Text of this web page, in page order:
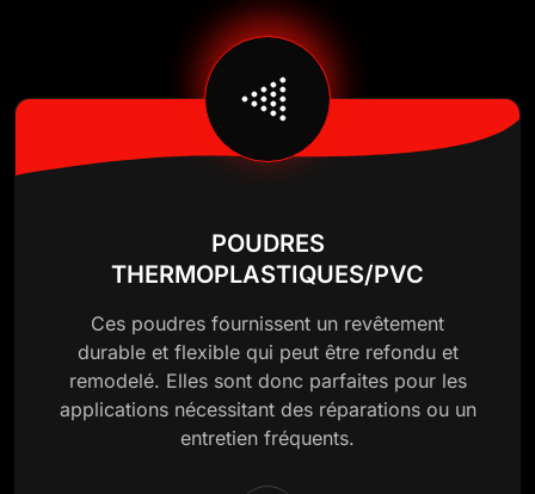
POUDRES
THERMOPLASTIQUES/PVC
Ces poudres fournissent un revêtement
durable et flexible qui peut être refondu et
remodelé. Elles sont donc parfaites pour les
applications nécessitant des réparations ou un
entretien fréquents.